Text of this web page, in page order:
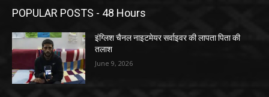
POPULAR POSTS - 48 Hours
इंग्लिश चैनल नाइटमेयर सर्वाइवर की लापता पिता की
तलाश
June 9, 2026